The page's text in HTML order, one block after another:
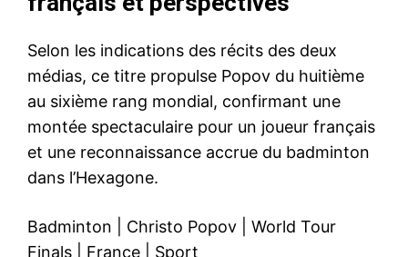
Selon les indications des récits des deux
médias, ce titre propulse Popov du huitième
au sixième rang mondial, confirmant une
montée spectaculaire pour un joueur français
et une reconnaissance accrue du badminton
dans l’Hexagone.
Badminton Christo Popov
World Tour
Finals
France Sport